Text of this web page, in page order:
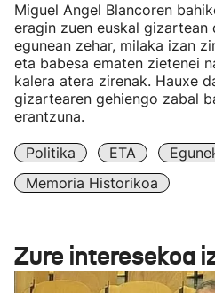
Miguel Angel Blancoren
eragin zuen euskal gizartean
egunean zehar, milaka izan
eta babesa ematen zietenei
kalera atera zirenak. Hauxe
gizartearen gehiengo zabal
erantzuna.
Politika ETA
Memoria Historikoa
Zure interesekoa